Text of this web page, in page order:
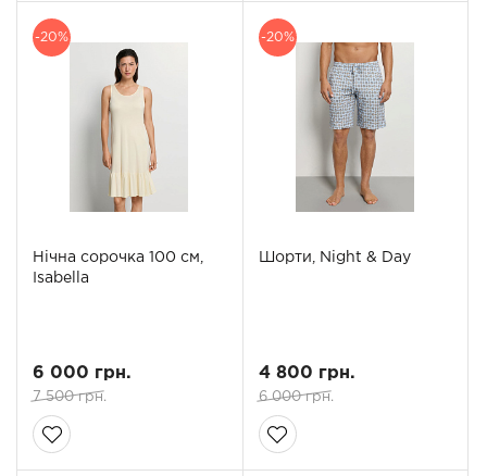
-20%
Нічна сорочка 100 см,
Isabella
6 000 грн.
7 500 грн.
-20%
Шорти, Night & Day
4 800 грн.
6 000 грн.